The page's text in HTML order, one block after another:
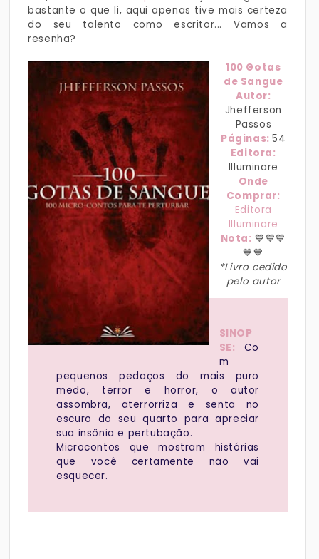
bastante o que li, aqui apenas tive mais certeza
do seu talento como escritor... Vamos a
resenha?
100 Gotas
de Sangue
Autor:
Jhefferson
Passos
Páginas:54
Editora:
Illuminare
Onde
Comprar:
Editora
Illuminare
Nota: 💙💙💙
💙💙
*Livro cedido
pelo autor
SINOP
SE: Co
m
pequenos pedaços do mais puro
medo, terror e horror, o autor
assombra, aterrorriza e senta no
escuro do seu quarto para apreciar
sua insônia e pertubação.
Microcontos que mostram histórias
que você certamente não vai
esquecer.